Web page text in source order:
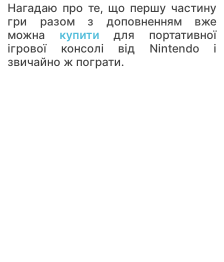
Нагадаю про те, що першу частину
гри разом з доповненням вже
можна купити для портативної
ігрової консолі від Nintendo і
звичайно ж пограти.